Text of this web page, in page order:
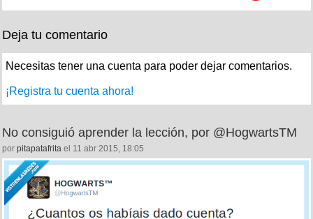
Deja tu comentario
Necesitas tener una cuenta para poder dejar comentarios.
¡Registra tu cuenta ahora!
No consiguió aprender la lección, por @HogwartsTM
por pitapatafrita el 11 abr 2015, 18:05